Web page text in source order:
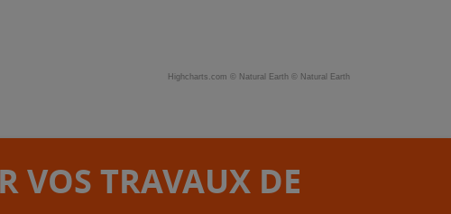
Highcharts.com © Natural Earth © Natural Earth
VOS TRAVAUX DE